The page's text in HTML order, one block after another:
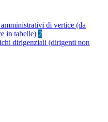
di vertice (da
in tabelle) 2
dirigenziali (dirigenti non